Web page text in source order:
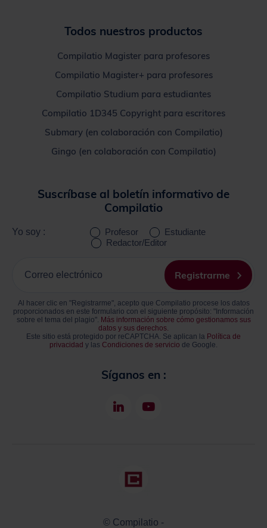
Todos nuestros productos
Compilatio Magister para profesores
Compilatio Magister+ para profesores
Compilatio Studium para estudiantes
Compilatio 1D345 Copyright para escritores
Submary (en colaboración con Compilatio)
Gingo (en colaboración con Compilatio)
Síganos en :
LinkedInYoutube
Suscríbase al boletín informativo de
Compilatio
Yo soy : Profesor
Estudiante
Redactor/Editor
Registrarme
Al hacer clic en "Registrarme", acepto que Compilatio procese los datos
proporcionados en este formulario con el siguiente propósito: "Información
sobre el tema del plagio". Más información sobre cómo gestionamos sus
datos y sus derechos.
Este sitio está protegido por reCAPTCHA. Se aplican la Política de
privacidad y las Condiciones de servicio de Google.
© Compilatio -